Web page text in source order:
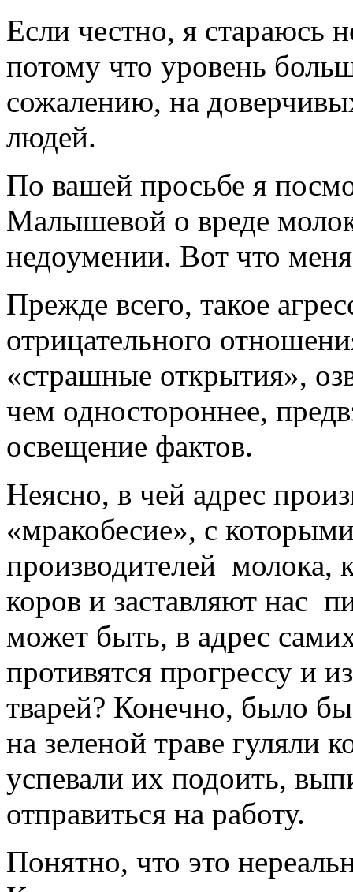
Если честно, я стараюсь
потому что уровень
сожалению, на
людей.
По вашей просьбе я
Малышевой о вреде
недоумении. Вот что
Прежде всего, такое
отрицательного
«страшные открытия»,
чем одностороннее,
освещение фактов.
Неясно, в чей адрес
«мракобесие», с
производителей молока,
коров и заставляют нас
может быть, в адрес
противятся прогрессу и
тварей? Конечно, было
на зеленой траве гуляли
успевали их подоить,
отправиться на работу.
Понятно, что это